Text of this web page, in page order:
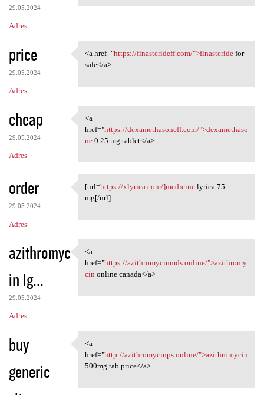
29.05.2024
Adres
price
29.05.2024
Adres
<a href="https:/
<a href="https://finasterideff.com/">finasteridefor
sale</a>
cheap
29.05.2024
Adres
<a href="https:/
<a
href="https://dexamethasoneff.com/">dexamethaso
ne0.25 mg tablet</a>
order
29.05.2024
Adres
[url=https://xlyrica.com/
[url=https://xlyrica.com/]medicinelyrica 75
mg[/url]
azithromyc
in 1g...
29.05.2024
Adres
<a href="https:/
<a
href="https://azithromycinmds.online/">azithromy
cin online canada</a>
buy
generic
<a href="http:/
<a
href="http://azithromycinps.online/">azithromycin
500mg tab price</a>